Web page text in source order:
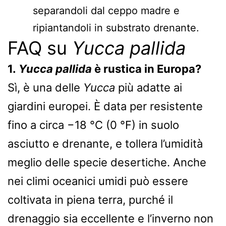
separandoli dal ceppo madre e
ripiantandoli in substrato drenante.
FAQ su Yucca pallida
1. Yucca pallida è rustica in Europa?
Sì, è una delle Yucca più adatte ai
giardini europei. È data per resistente
fino a circa −18 °C (0 °F) in suolo
asciutto e drenante, e tollera l’umidità
meglio delle specie desertiche. Anche
nei climi oceanici umidi può essere
coltivata in piena terra, purché il
drenaggio sia eccellente e l’inverno non